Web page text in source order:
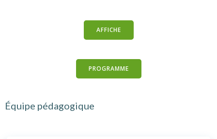
AFFICHE
PROGRAMME
Équipe pédagogique